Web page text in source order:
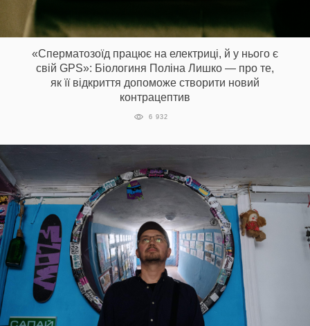
«Сперматозоїд працює на електриці, й у нього є
свій GPS»: Біологиня Поліна Лишко — про те,
як її відкриття допоможе створити новий
контрацептив
6 932